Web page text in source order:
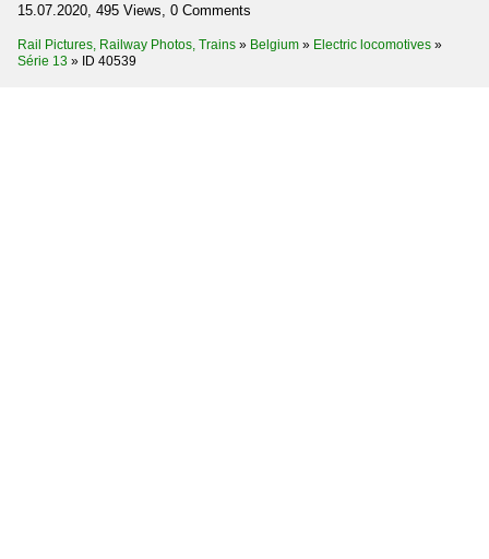
15.07.2020, 495 Views, 0 Comments
Rail Pictures, Railway Photos, Trains » Belgium » Electric locomotives »
Série 13 » ID 40539